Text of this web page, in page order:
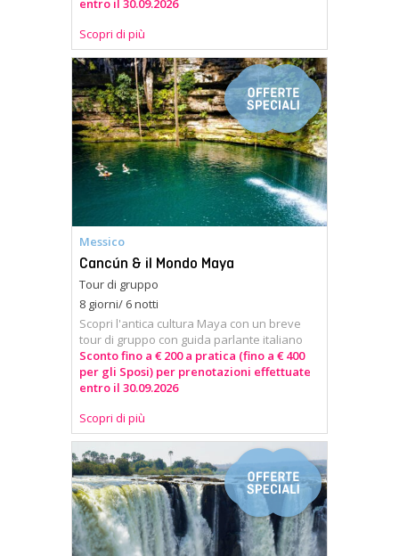
entro il 30.09.2026
Scopri di più
Messico
Cancún & il Mondo Maya
Tour di gruppo
8 giorni/ 6 notti
Scopri l'antica cultura Maya con un breve
tour di gruppo con guida parlante italiano
Sconto fino a € 200 a pratica (fino a € 400
per gli Sposi) per prenotazioni effettuate
entro il 30.09.2026
Scopri di più